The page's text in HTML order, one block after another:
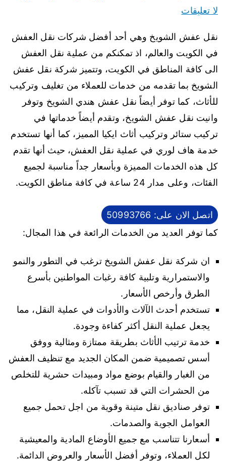
لا تعليقات
نقل عفش الشويخ وهي أحد أفضل شركات نقل العفش
في الكويت والعالم، اذ تمكنكم من عملية نقل العفش
الى كافة المناطق في الكويت، وتتميز شركة نقل عفش
الشويخ بما تقدمه من خدمات للعملاء من تغليف وتركيب
للأثاث، كما توفر أيضاً نقل عفش هندي الشويخ وتوفر
وانيت نقل عفش الشويخ، وتقدم أيضاً خدماتها في
تركيب ستائر وتركيب أثاث ايكيا المميز، كما أنها تستخدم
خدمة هاف لوري في عملية نقل العفش، حيث أنها تقدم
كل هذه الخدمات المميزة وبأسعار جداً مناسبة لجميع
الفئات، وعلى مدار 24 ساعة في كافة مناطق الكويت.
اتصل الان على: 50993766
كما توفر العديد من الخدمات الرائعة في هذا المجال:
ان شركة نقل عفش الشويخ ترغب في التطور والنمو
والاستمرارية وتلبية كافة رغبات المواطنين بأسرع
الطرق وأرخص الأسعار.
تستخدم أحدث الآلات والأدوات في عملية النقل، مما
يجعل عملية النقل أكثر كفاءة وجودة.
خدمة ترتيب الأثاث بطريقة ممتازة ومثالية ووفق
أسس تصميمية ضمن المكان الجديد مع تنظيف العفش
من الغبار والقيام بوضع مواد ومبيدات حشرية للتخلص
من الحشرات التي قد تسبب تآكله.
توفر صناديق نقل متينة وقوية من اجل تحمل جميع
العوامل الجوية والصدمات.
أسعارنا تتناسب مع جميع الأوضاع المادية والمعيشية
لكل العملاء، وتوفر أفضل الأسعار والعروض الدائمة.